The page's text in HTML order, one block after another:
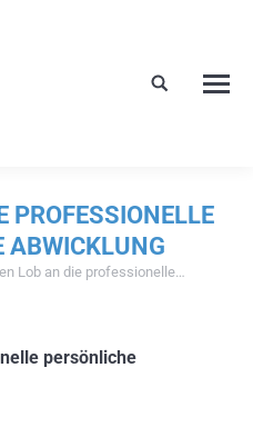
PROFESSIONELLE
ABWICKLUNG
Lob an die professionelle…
persönliche